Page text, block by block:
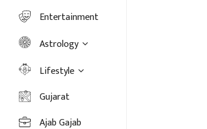
Entertainment
Astrology
Lifestyle
Gujarat
Ajab Gajab